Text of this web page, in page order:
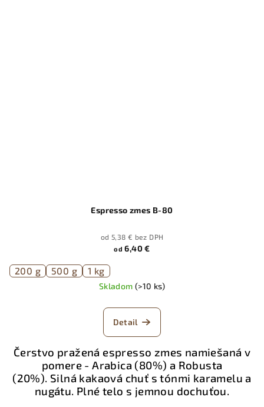
Espresso zmes B-80
od 5,38 € bez DPH
od 6,40 €
200 g 500 g 1 kg
Skladom (>10 ks)
Detail
Čerstvo pražená espresso zmes namiešaná v
pomere - Arabica (80%) a Robusta
(20%). Silná kakaová chuť s tónmi karamelu a
nugátu. Plné telo s jemnou dochuťou.